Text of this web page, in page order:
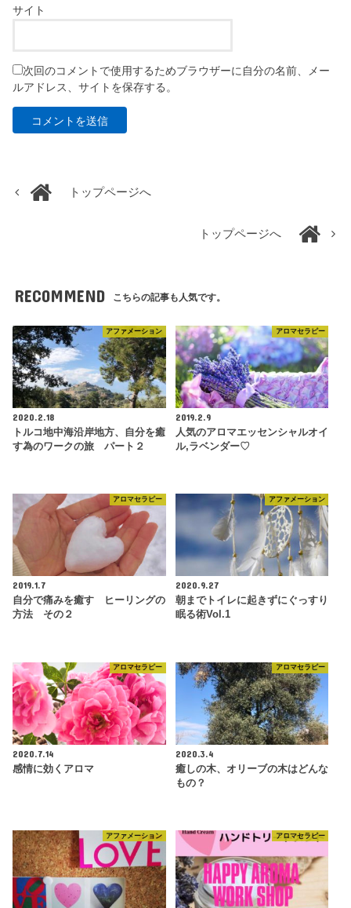
サイト
次回のコメントで使用するためブラウザーに自分の名前、メー
ルアドレス、サイトを保存する。
トップページへ
トップページへ
RECOMMEND こちらの記事も人気です。
アファメーション
2020.2.18
トルコ地中海沿岸地方、自分を癒
す為のワークの旅 パート２
アロマセラピー
2019.2.9
人気のアロマエッセンシャルオイ
ル,ラベンダー♡
アロマセラピー
2019.1.7
自分で痛みを癒す ヒーリングの
方法 その２
アファメーション
2020.9.27
朝までトイレに起きずにぐっすり
眠る術Vol.1
アロマセラピー
2020.7.14
感情に効くアロマ
アロマセラピー
2020.3.4
癒しの木、オリーブの木はどんな
もの？
アファメーション アロマセラピー